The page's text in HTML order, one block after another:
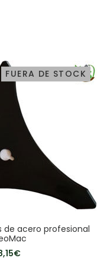
FUERA DE STOCK
de acero profesional
€